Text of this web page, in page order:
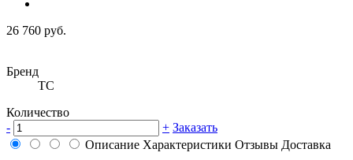
26 760 руб.
Бренд
ТС
Количество
-
+ Заказать
Описание Характеристики Отзывы Доставка